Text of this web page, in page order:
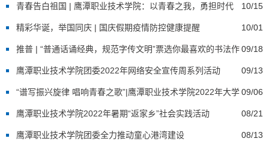
10/15
青春告白祖国 | 鹰潭职业技术学院：以青春之我，勇担时代
重任 10/01
精彩华诞，举国同庆 | 国庆假期疫情防控健康提醒
09/18
推普 | “普通话诵经典，规范字传文明”票选你最喜欢的书法作
品 09/13
鹰潭职业技术学院团委2022年网络安全宣传周系列活动
09/06
“谱写振兴旋律 唱响青春之歌”|鹰潭职业技术学院2022年大学
生暑期文化科技卫生“三下乡”社会实践活动 08/21
鹰潭职业技术学院2022年暑期“返家乡”社会实践活动
08/13
鹰潭职业技术学院团委全力推动童心港湾建设